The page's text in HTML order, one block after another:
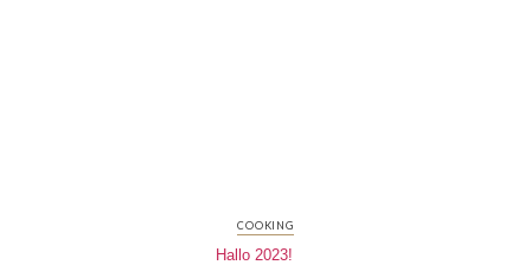
COOKING
Hallo 2023!